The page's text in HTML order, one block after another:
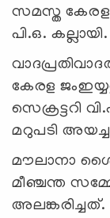
സമസ്ത കേരള
പി.ഒ. കല്ലായി.
കേരള
സെക്രട്ടറി
മറുപടി
മൗലാനാ
മീഞ്ചന്ത